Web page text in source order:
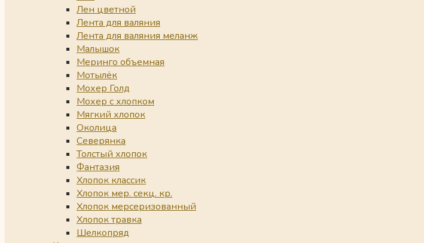
Лен цветной
Лента для валяния
Лента для валяния меланж
Малышок
Меринго объемная
Мотылёк
Мохер Голд
Мохер с хлопком
Мягкий хлопок
Околица
Северянка
Толстый хлопок
Фантазия
Хлопок классик
Хлопок мер. секц. кр.
Хлопок мерсеризованный
Хлопок травка
Шелкопряд